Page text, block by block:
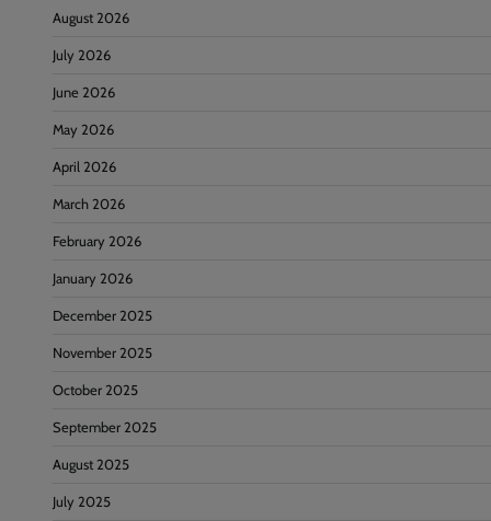
August 2026
July 2026
June 2026
May 2026
April 2026
March 2026
February 2026
January 2026
December 2025
November 2025
October 2025
September 2025
August 2025
July 2025